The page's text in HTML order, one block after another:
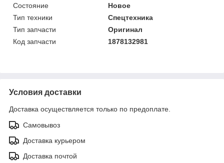
Состояние
Новое
Тип техники
Спецтехника
Тип запчасти
Оригинал
Код запчасти
1878132981
Условия доставки
Доставка осуществляется только по предоплате.
Самовывоз
Доставка курьером
Доставка почтой